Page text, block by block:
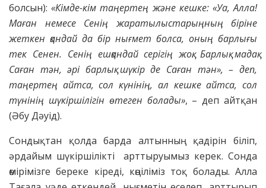
болсын):«Кімде-кім таңертең және кешке: «Уа, Алла!
Маған немесе Сенің жаратылыстарыңның біріне
жеткен қандай да бір нығмет болса, оның барлығы
тек Сенен. Сенің ешқандай серігің жоқ. Барлық мадақ
Саған тән, әрі барлық шүкір де Саған тән», – деп,
таңертең айтса, сол күнінің, ал кешке айтса, сол
түнінің шүкіршілігін өтеген болады», – деп айтқан
(Әбу Дәуід).
Сондықтан қолда барда алтынның қадірін біліп,
әрдайым шүкіршілікті арттыруымыз керек. Сонда
өмірімізге береке кіреді, көңіліміз тоқ болады. Алла